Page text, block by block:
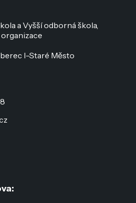
a Vyšší odborná škola,
I-Staré Město